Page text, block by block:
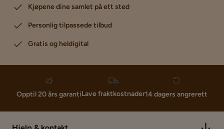
Kjøpene dine samlet på ett sted
Personlig tilpassede tilbud
Gratis og heldigital
Opptil 20 års garantiLave fraktkostnader14 dagers angrerett